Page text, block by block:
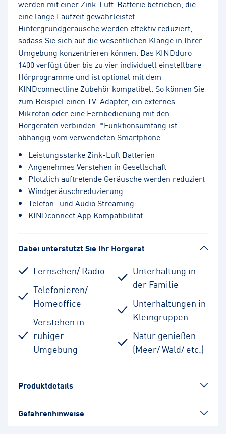
werden mit einer Zink-Luft-Batterie betrieben, die
eine lange Laufzeit gewährleistet.
Hintergrundgeräusche werden effektiv reduziert,
sodass Sie sich auf die wesentlichen Klänge in Ihrer
Umgebung konzentrieren können. Das KINDduro
1400 verfügt über bis zu vier individuell einstellbare
Hörprogramme und ist optional mit dem
KINDconnectline Zubehör kompatibel. So können Sie
zum Beispiel einen TV-Adapter, ein externes
Mikrofon oder eine Fernbedienung mit den
Hörgeräten verbinden. *Funktionsumfang ist
abhängig vom verwendeten Smartphone
Leistungsstarke Zink-Luft Batterien
Angenehmes Verstehen in Gesellschaft
Plotzlich auftretende Geräusche werden reduziert
Windgeräuschreduzierung
Telefon- und Audio Streaming
KINDconnect App Kompatibilität
Dabei unterstützt Sie Ihr Hörgerät
Fernsehen/ Radio
Telefonieren/
Homeoffice
Verstehen in
ruhiger
Umgebung
Unterhaltung in
der Familie
Unterhaltungen in
Kleingruppen
Natur genießen
(Meer/ Wald/ etc.)
Produktdetails
Gefahrenhinweise